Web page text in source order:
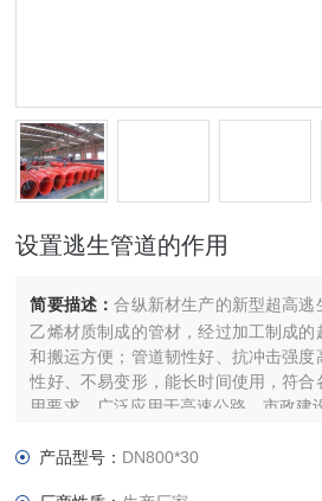
设置逃生管道的作用
简要描述：合纵新材生产的新型超高
乙烯材质制成的管材，经过加工制成
和搬运方便；管道韧性好、抗冲击强
性好、不易变形，能长时间使用，符
用要求，广泛应用于高速公路，市政建
产品型号： DN800*30